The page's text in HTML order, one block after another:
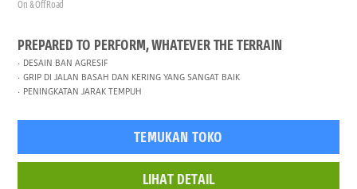
On & Off Road
PREPARED TO PERFORM, WHATEVER THE TERRAIN
DESAIN BAN AGRESIF
GRIP DI JALAN BASAH DAN KERING YANG SANGAT BAIK
PENINGKATAN JARAK TEMPUH
TEMUKAN TOKO
LIHAT DETAIL